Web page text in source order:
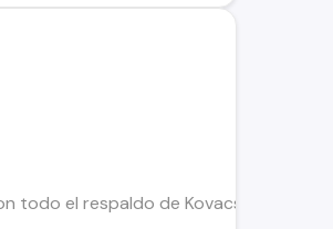
todo el respaldo de Kovacs: Este